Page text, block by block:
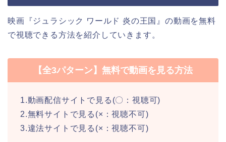
映画『ジュラシック ワールド 炎の王国』の動画を無料
で視聴できる方法を紹介していきます。
【全3パターン】無料で動画を見る方法
1.動画配信サイトで見る(〇：視聴可)
2.無料サイトで見る(×：視聴不可)
3.違法サイトで見る(×：視聴不可)